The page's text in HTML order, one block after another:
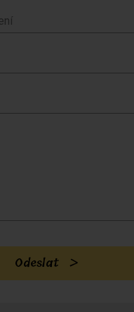
Odeslat